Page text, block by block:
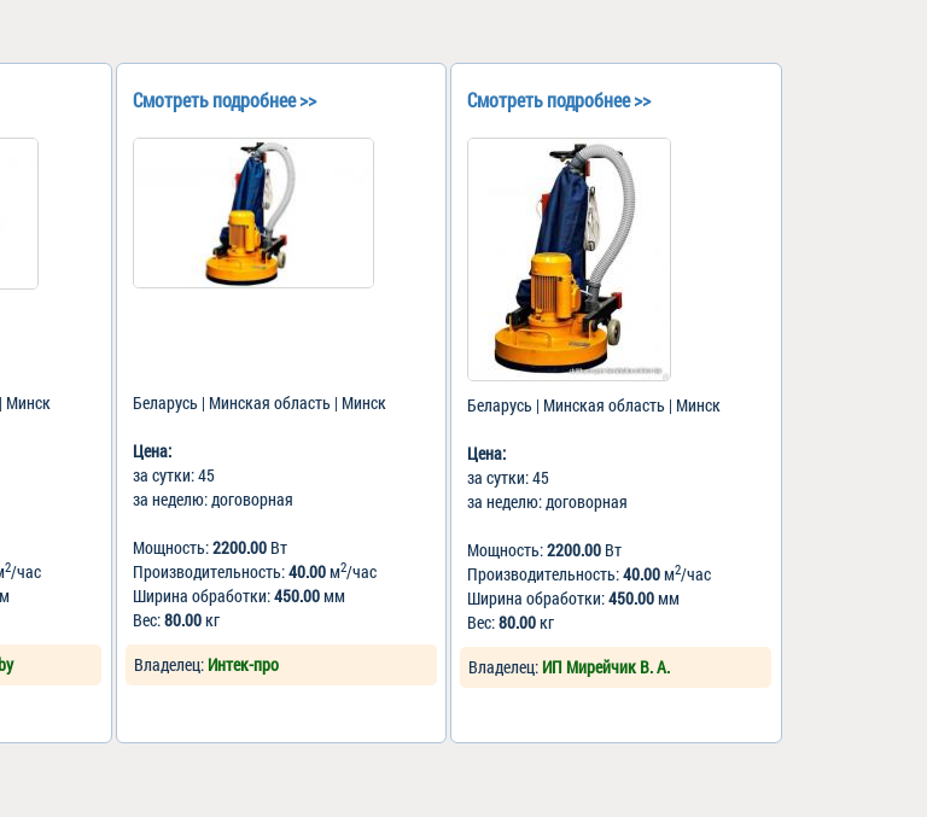
Минск
2/час
Смотреть подробнее >>
Беларусь | Минская область | Минск
Цена:
за сутки: 45
за неделю: договорная
Мощность:2200.00Вт
Производительность:40.00м2/час
Ширина обработки:450.00мм
Вес:80.00кг
Владелец: Интек-про
Смотреть подробнее >>
Беларусь | Минская область | Минск
Цена:
за сутки: 45
за неделю: договорная
Мощность:2200.00 Вт
Производительность:40.00м2/час
Ширина обработки:450.00мм
Вес:80.00кг
Владелец: ИП Мирейчик В. А.